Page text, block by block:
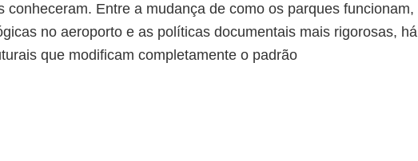
conheceram. Entre a mudança de como os parques funcionam,
no aeroporto e as políticas documentais mais rigorosas, há
que modificam completamente o padrão